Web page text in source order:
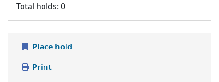
Total holds: 0
Place hold
Print